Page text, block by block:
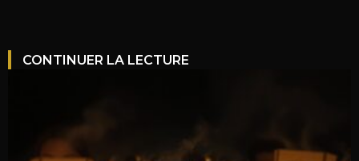
CONTINUER LA LECTURE